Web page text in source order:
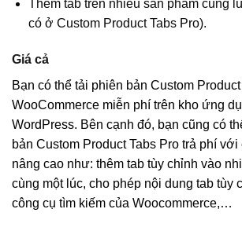
Thêm tab trên nhiều sản phẩm cùng
có ở Custom Product Tabs Pro).
Giá cả
Bạn có thể tải phiên bản Custom
WooCommerce miễn phí trên kho ứng
WordPress. Bên cạnh đó, bạn cũng có
bản Custom Product Tabs Pro trả phí với
nâng cao như: thêm tab tùy chỉnh vào
cùng một lúc, cho phép nội dung tab tùy
công cụ tìm kiếm của Woocommerce,…